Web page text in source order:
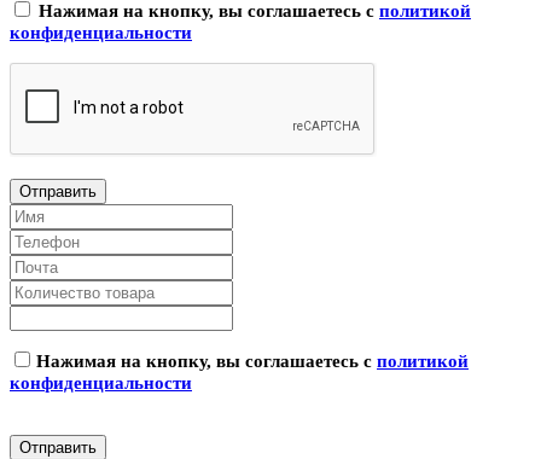
Нажимая на кнопку, вы соглашаетесь с политикой
конфиденциальности
Нажимая на кнопку, вы соглашаетесь с политикой
конфиденциальности